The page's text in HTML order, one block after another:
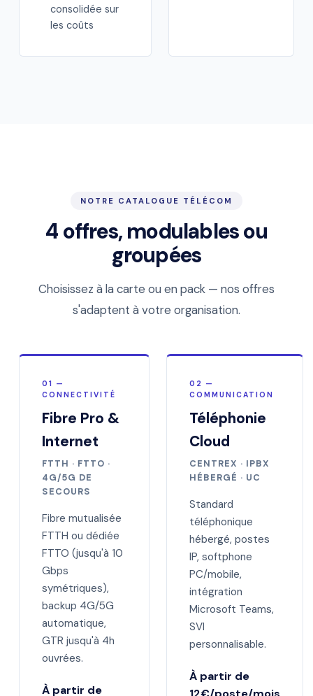
consolidée sur
les coûts
NOTRE CATALOGUE TÉLÉCOM
4 offres, modulables ou
groupées
Choisissez à la carte ou en pack — nos offres
s'adaptent à votre organisation.
01 —
CONNECTIVITÉ
Fibre Pro &
Internet
FTTH · FTTO ·
4G/5G DE
SECOURS
Fibre mutualisée
FTTH ou dédiée
FTTO (jusqu'à 10
Gbps
symétriques),
backup 4G/5G
automatique,
GTR jusqu'à 4h
ouvrées.
À partir de
02 —
COMMUNICATION
Téléphonie
Cloud
CENTREX · IPBX
HÉBERGÉ · UC
Standard
téléphonique
hébergé, postes
IP, softphone
PC/mobile,
intégration
Microsoft Teams,
SVI
personnalisable.
À partir de